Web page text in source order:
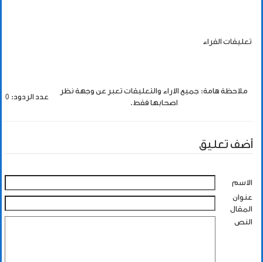
تعليقات القراء
ملاحظة هامة: جميع الاراء والتعليقات تعبر عن وجهة نظر
اصحابها فقط.
عدد الردود: 0
أضف تعليق
الاسم
عنوان
المقال
النص